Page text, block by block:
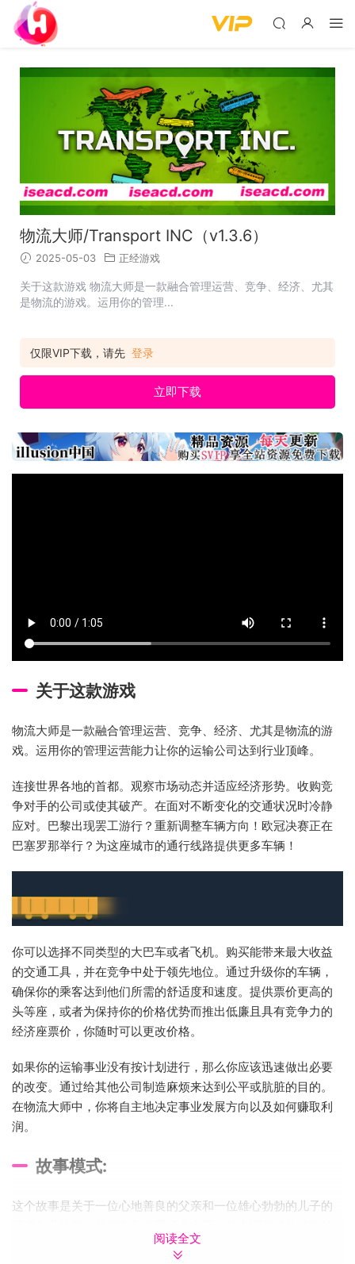
物流大师/Transport INC（v1.3.6）
2025-05-03 正经游戏
关于这款游戏 物流大师是一款融合管理运营、竞争、经济、尤其
是物流的游戏。运用你的管理...
仅限VIP下载，请先 登录
立即下载
关于这款游戏
物流大师是一款融合管理运营、竞争、经济、尤其是物流的游
戏。运用你的管理运营能力让你的运输公司达到行业顶峰。
连接世界各地的首都。观察市场动态并适应经济形势。收购竞
争对手的公司或使其破产。在面对不断变化的交通状况时冷静
应对。巴黎出现罢工游行？重新调整车辆方向！欧冠决赛正在
巴塞罗那举行？为这座城市的通行线路提供更多车辆！
你可以选择不同类型的大巴车或者飞机。购买能带来最大收益
的交通工具，并在竞争中处于领先地位。通过升级你的车辆，
确保你的乘客达到他们所需的舒适度和速度。提供票价更高的
头等座，或者为保持你的价格优势而推出低廉且具有竞争力的
经济座票价，你随时可以更改价格。
如果你的运输事业没有按计划进行，那么你应该迅速做出必要
的改变。通过给其他公司制造麻烦来达到公平或肮脏的目的。
在物流大师中，你将自主地决定事业发展方向以及如何赚取利
润。
故事模式:
这个故事是关于一位心地善良的父亲和一位雄心勃勃的儿子的
个性以适应公司的发展。他们是否能够克服分歧，共同建立一
阅读全文